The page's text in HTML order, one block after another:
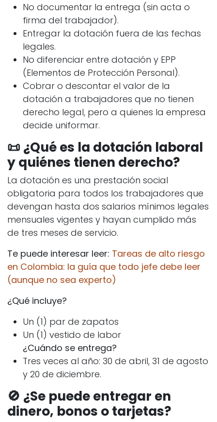
No documentar la entrega (sin acta o
firma del trabajador).
Entregar la dotación fuera de las fechas
legales.
No diferenciar entre dotación y EPP
(Elementos de Protección Personal).
Cobrar o descontar el valor de la
dotación a trabajadores que no tienen
derecho legal, pero a quienes la empresa
decide uniformar.
📜 ¿Qué es la dotación laboral
y quiénes tienen derecho?
La dotación es una prestación social
obligatoria para todos los trabajadores que
devengan hasta dos salarios mínimos legales
mensuales vigentes y hayan cumplido más
de tres meses de servicio.
Te puede interesar leer: Tareas de alto riesgo
en Colombia: la guía que todo jefe debe leer
(aunque no sea experto)
¿Qué incluye?
Un (1) par de zapatos
Un (1) vestido de labor
¿Cuándo se entrega?
Tres veces al año: 30 de abril, 31 de agosto
y 20 de diciembre.
🚫 ¿Se puede entregar en
dinero, bonos o tarjetas?